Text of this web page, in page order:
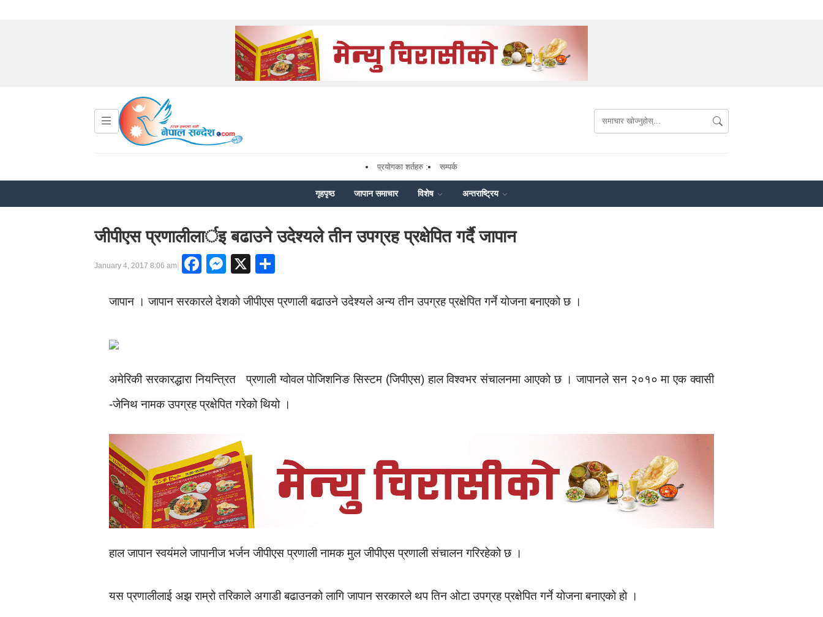
प्रयोगका शर्तहरु : सम्पर्क
गृहपृष्ठ जापान समाचार विशेष अन्तराष्ट्रिय
जीपीएस प्रणालीलार्इ बढाउने उदेश्यले तीन उपग्रह प्रक्षेपित गर्दै जापान
January 4, 2017 8:06 am| Facebook
Messenger
X
जापान । जापान सरकारले देशको जीपीएस प्रणाली बढाउने उदेश्यले अन्य तीन उपग्रह प्रक्षेपित गर्ने योजना बनाएको छ ।
अमेरिकी सरकारद्धारा नियन्त्रित प्रणाली ग्वोवल पोजिशनिङ सिस्टम (जिपीएस) हाल विश्वभर संचालनमा आएको छ । जापानले सन २०१० मा एक क्वासी
-जेनिथ नामक उपग्रह प्रक्षेपित गरेको थियो ।
हाल जापान स्वयंमले जापानीज भर्जन जीपीएस प्रणाली नामक मुल जीपीएस प्रणाली संचालन गरिरहेको छ ।
यस प्रणालीलाई अझ राम्रो तरिकाले अगाडी बढाउनको लागि जापान सरकारले थप तिन ओटा उपग्रह प्रक्षेपित गर्ने योजना बनाएको हो ।